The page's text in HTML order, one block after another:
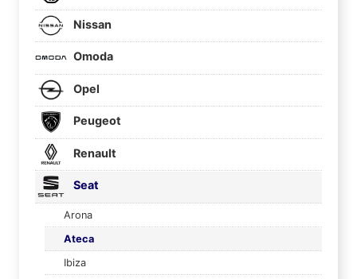
Nissan
Omoda
Opel
Peugeot
Renault
Seat
Arona
Ateca
Ibiza